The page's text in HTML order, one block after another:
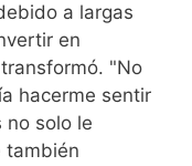
a largas
en
"No
hacerme sentir
no solo le
también